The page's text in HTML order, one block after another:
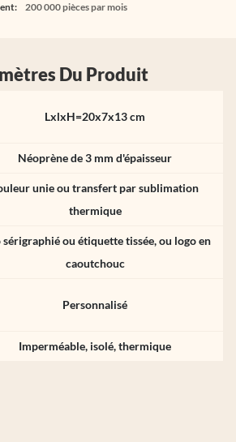
200 000 pièces par mois
Du Produit
LxlxH=20x7x13 cm
Néoprène de 3 mm d'épaisseur
unie ou transfert par sublimation
thermique
sérigraphié ou étiquette tissée, ou logo en
caoutchouc
Personnalisé
Imperméable, isolé, thermique